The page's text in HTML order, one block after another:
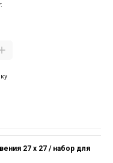
27 х 27 / набор для